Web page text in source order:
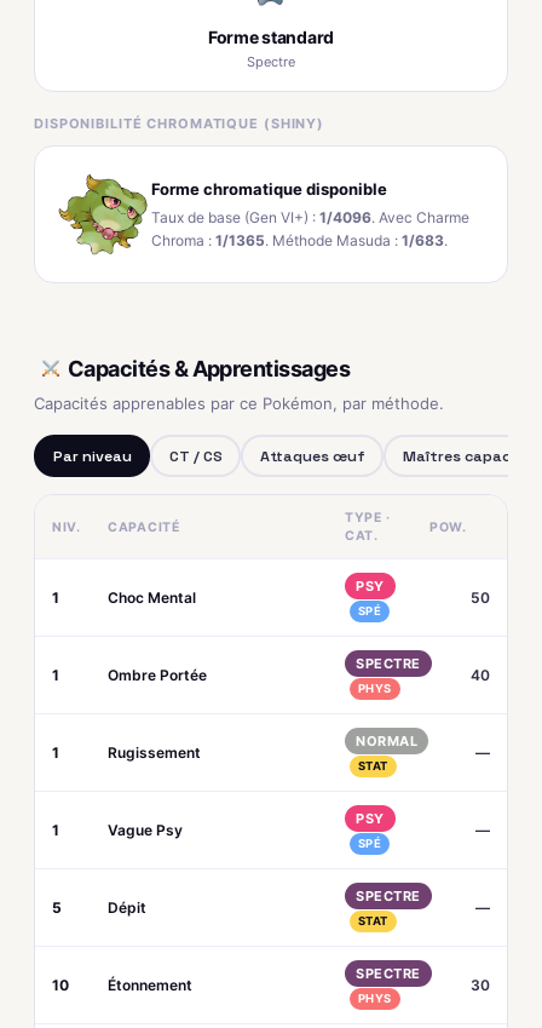
Forme standard
Spectre
DISPONIBILITÉ CHROMATIQUE (SHINY)
Forme chromatique disponible
Taux de base (Gen VI+) : 1/4096. Avec Charme
Chroma : 1/1365. Méthode Masuda : 1/683.
Capacités & Apprentissages
Capacités apprenables par ce Pokémon, par méthode.
Par niveau CT / CS Attaques œuf Maîtres capacités
NIV. CAPACITÉ
TYPE ·
CAT.
POW.
1 Choc Mental
PSY
SPÉ
50
1 Ombre Portée
SPECTRE
PHYS
40
1 Rugissement
NORMAL
STAT
—
1 Vague Psy
PSY
SPÉ
—
5 Dépit
SPECTRE
STAT
—
10 Étonnement
SPECTRE
PHYS
30